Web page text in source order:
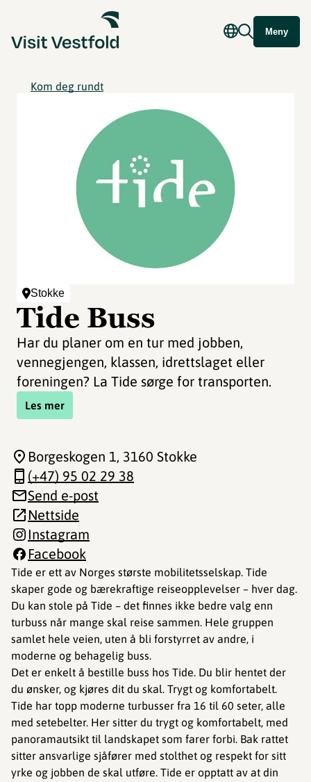
Meny
Kom deg rundt
Stokke
Tide Buss
Har du planer om en tur med jobben,
vennegjengen, klassen, idrettslaget eller
foreningen? La Tide sørge for transporten.
Les mer
Tide er ett av Norges største mobilitetsselskap. Tide
skaper gode og bærekraftige reiseopplevelser – hver dag.
Du kan stole på Tide – det finnes ikke bedre valg enn
turbuss når mange skal reise sammen. Hele gruppen
samlet hele veien, uten å bli forstyrret av andre, i
moderne og behagelig buss.
Det er enkelt å bestille buss hos Tide. Du blir hentet der
du ønsker, og kjøres dit du skal. Trygt og komfortabelt.
Tide har topp moderne turbusser fra 16 til 60 seter, alle
med setebelter. Her sitter du trygt og komfortabelt, med
panoramautsikt til landskapet som farer forbi. Bak rattet
sitter ansvarlige sjåfører med stolthet og respekt for sitt
yrke og jobben de skal utføre. Tide er opptatt av at din
Borgeskogen 1, 3160 Stokke
(+47) 95 02 29 38
Send e-post
Nettside
Instagram
Facebook